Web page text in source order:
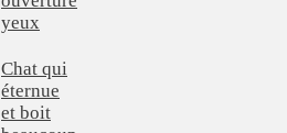
yeux
Chat qui
éternue
et boit